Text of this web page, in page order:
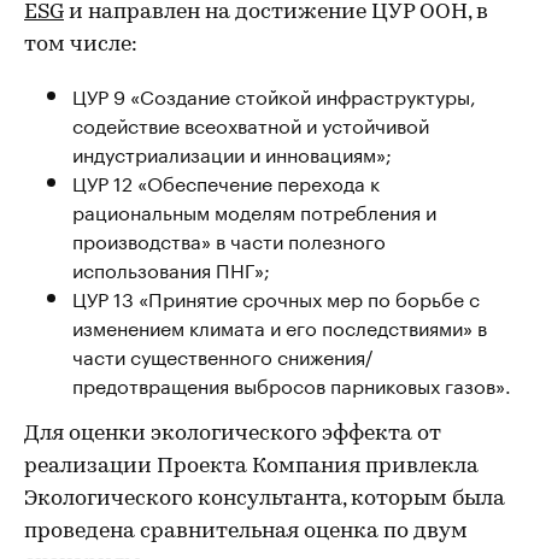
ESG и направлен на достижение ЦУР ООН, в
том числе:
ЦУР 9 «Создание стойкой инфраструктуры,
содействие всеохватной и устойчивой
индустриализации и инновациям»;
ЦУР 12 «Обеспечение перехода к
рациональным моделям потребления и
производства» в части полезного
использования ПНГ»;
ЦУР 13 «Принятие срочных мер по борьбе с
изменением климата и его последствиями» в
части существенного снижения/
предотвращения выбросов парниковых газов».
Для оценки экологического эффекта от
реализации Проекта Компания привлекла
Экологического консультанта, которым была
проведена сравнительная оценка по двум